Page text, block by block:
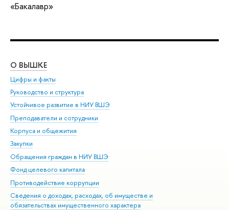
«Бакалавр»
О ВЫШКЕ
Цифры и факты
Руководство и структура
Устойчивое развитие в НИУ ВШЭ
Преподаватели и сотрудники
Корпуса и общежития
Закупки
Обращения граждан в НИУ ВШЭ
Фонд целевого капитала
Противодействие коррупции
Сведения о доходах, расходах, об имуществе и
обязательствах имущественного характера